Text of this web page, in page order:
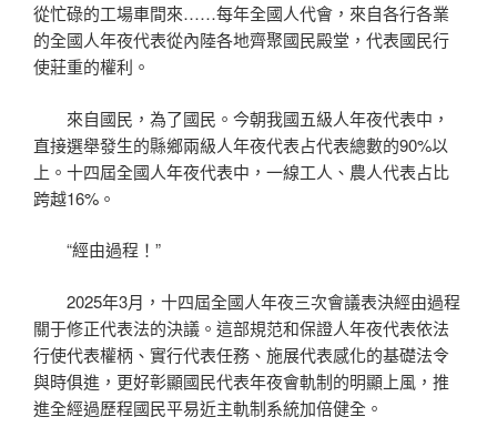
從忙碌的工場車間來……每年全國人代會，來自各行各業
的全國人年夜代表從內陸各地齊聚國民殿堂，代表國民行
使莊重的權利。
來自國民，為了國民。今朝我國五級人年夜代表中，
直接選舉發生的縣鄉兩級人年夜代表占代表總數的90%以
上。十四屆全國人年夜代表中，一線工人、農人代表占比
跨越16%。
“經由過程！”
2025年3月，十四屆全國人年夜三次會議表決經由過程
關于修正代表法的決議。這部規范和保證人年夜代表依法
行使代表權柄、實行代表任務、施展代表感化的基礎法令
與時俱進，更好彰顯國民代表年夜會軌制的明顯上風，推
進全經過歷程國民平易近主軌制系統加倍健全。